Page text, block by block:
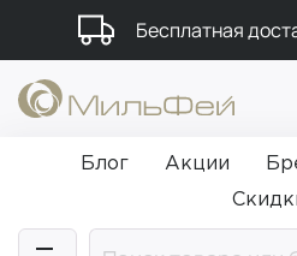
Бесплатная
Подарки в каждый
Промокод
Блог Акции